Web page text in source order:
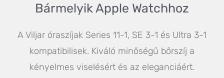
Bármelyik Apple Watchhoz
A Viljar óraszíjak Series 11-1, SE 3-1 és Ultra 3-1
kompatibilisek. Kiváló minőségű bőrszíj a
kényelmes viselésért és az eleganciáért.